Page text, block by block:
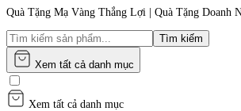
Quà Tặng Mạ Vàng Thắng Lợi | Quà Tặng Doanh
Tìm kiếm
Xem tất cả danh mục
Xem tất cả danh mục